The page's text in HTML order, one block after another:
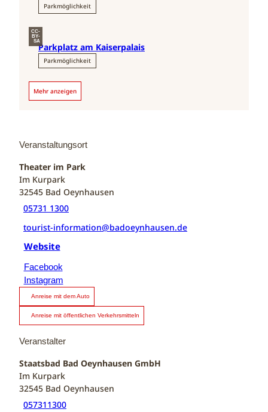
Parkmöglichkeit
CC-
BY-
SAParkplatz am Kaiserpalais
Parkmöglichkeit
Mehr anzeigen
Veranstaltungsort
Theater im Park
Im Kurpark
32545 Bad Oeynhausen
05731 1300
tourist-information@badoeynhausen.de
Website
Facebook
Instagram
Anreise mit dem Auto
Anreise mit öffentlichen Verkehrsmitteln
Veranstalter
Staatsbad Bad Oeynhausen GmbH
Im Kurpark
32545 Bad Oeynhausen
057311300